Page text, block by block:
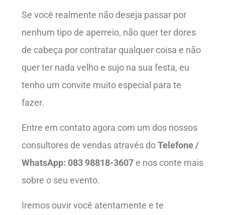
Se você realmente não deseja passar por
nenhum tipo de aperreio, não quer ter dores
de cabeça por contratar qualquer coisa e não
quer ter nada velho e sujo na sua festa, eu
tenho um convite muito especial para te
fazer.
Entre em contato agora com um dos nossos
consultores de vendas através doTelefone /
WhatsApp: 083 98818-3607 e nos conte mais
sobre o seu evento.
Iremos ouvir você atentamente e te